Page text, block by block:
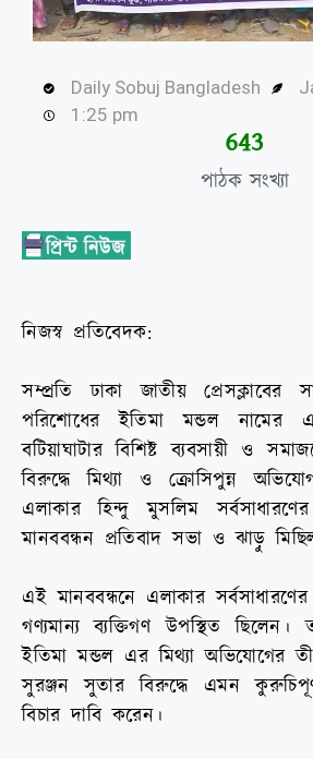
Daily Sobuj Bangladesh
1:25 pm
পাঠক সংখ্যা
645
নিজস্ব প্রতিবেদক:
সম্প্রতি ঢাকা জাতীয়
পরিশোধের ইতিমা মন্ডল নামের
বটিয়াঘাটার বিশিষ্ট ব্যবসায়ী ও
বিরুদ্ধে মিথ্যা ও ক্রোসিপুন্ন
এলাকার হিন্দু মুসলিম
মানববন্ধন প্রতিবাদ সভা ও ঝাড়ু
এই মানববন্ধনে এলাকার সর্বসাধারণের
গণ্যমান্য ব্যক্তিগণ উপস্থিত
ইতিমা মন্ডল এর মিথ্যা অভিযোগের
সুরঞ্জন সুতার বিরুদ্ধে এমন
বিচার দাবি করেন।